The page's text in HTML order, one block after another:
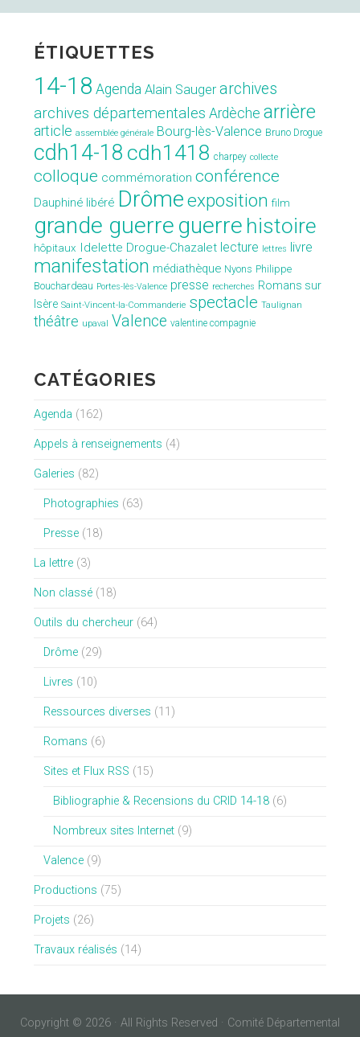
ÉTIQUETTES
14-18 Agenda Alain Sauger archives
archives départementales Ardèche arrière
article assemblée générale Bourg-lès-Valence Bruno Drogue
cdh14-18 cdh1418 charpey collecte
colloque commémoration conférence
Dauphiné libéré Drômeexposition film
grande guerre guerre histoire
hôpitaux Idelette Drogue-Chazalet lecture lettres livre
manifestation médiathèque Nyons Philippe
Bouchardeau Portes-lès-Valence presse recherches Romans sur
Isère Saint-Vincent-la-Commanderie spectacle Taulignan
théâtre upaval Valence valentine compagnie
CATÉGORIES
Agenda (162)
Appels à renseignements (4)
Galeries (82)
Photographies (63)
Presse(18)
La lettre(3)
Non classé(18)
Outils du chercheur(64)
Drôme(29)
Livres (10)
Ressources diverses (11)
Romans (6)
Sites et Flux RSS (15)
Bibliographie & Recensions du CRID 14-18(6)
Nombreux sites Internet(9)
Valence(9)
Productions (75)
Projets (26)
Travaux réalisés (14)
Copyright © 2026 · All Rights Reserved · Comité Départemental